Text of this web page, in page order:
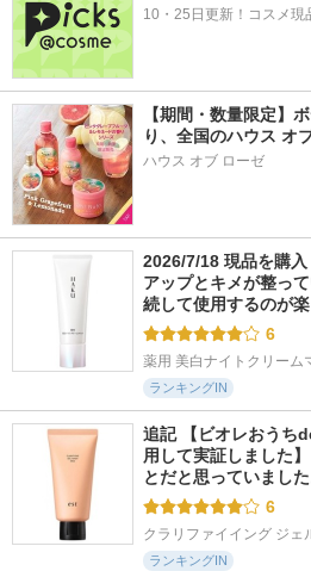
10・25日更新！コスメ
【期間・数量限定】
り、全国のハウス オ
ハウス オブ ローゼ
2026/7/18 現品を購
アップとキメが整っ
続して使用するのが
6
薬用 美白ナイトクリーム
ランキングIN
追記 【ビオレおうち
用して実証しました
とだと思っていまし
6
クラリファイイング ジェ
ランキングIN